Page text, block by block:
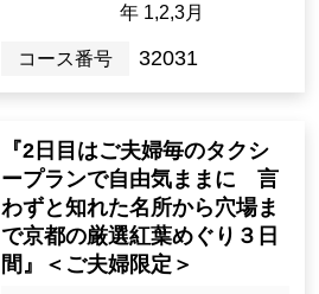
年 1,2,3月
コース番号 32031
『2日目はご夫婦毎のタクシ
ープランで自由気ままに 言
わずと知れた名所から穴場ま
で京都の厳選紅葉めぐり３日
間』＜ご夫婦限定＞